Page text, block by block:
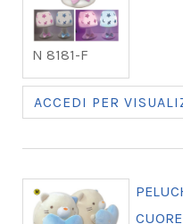
N 8181-F
ACCEDI PER